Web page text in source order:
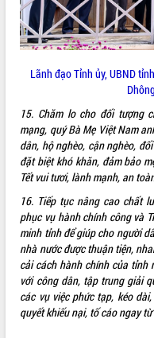
Xây dựng nông thôn mới: Nâng cao
sống người dân từ những mô hình
thực
nhanh tiến độ các dự án trọng điểm
trong Khu kinh tế Nam Phú Yên
Hòn Yến phát triển du lịch gắn với
tồn biển
Lấy ý kiến điều chỉnh Quy hoạch
Đắk Lắk thời kỳ 2021-2030, tầm
đến năm 2050
Phát động chiến dịch 30 ngày đêm
giải phóng mặt bằng Tuyến đường
ven biển
Đắk Lắk nỗ lực thúc đẩy tăng
kinh tế từ 10% trở lên trong Quý
II/2026
Đắk Lắk ký kết thỏa thuận hợp tác
chuyển đổi số giai đoạn 2026 –
Lãnh đạo Tỉnh ủy, UBND
15. Chăm lo cho đối tượng
mạng, quý Bà Mẹ Việt Nam
dân, hộ nghèo, cận nghèo,
đặt biệt khó khăn, đảm bảo
Tết vui tươi, lành mạnh, an
16. Tiếp tục nâng cao chất
phục vụ hành chính công và
minh tỉnh để giúp cho người
nhà nước được thuận tiện,
cải cách hành chính của tỉnh
với công dân, tập trung giải
các vụ việc phức tạp, kéo
quyết khiếu nại, tố cáo ngay